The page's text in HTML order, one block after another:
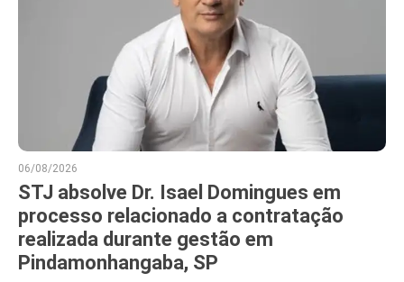
06/08/2026
STJ absolve Dr. Isael Domingues em
processo relacionado a contratação
realizada durante gestão em
Pindamonhangaba, SP